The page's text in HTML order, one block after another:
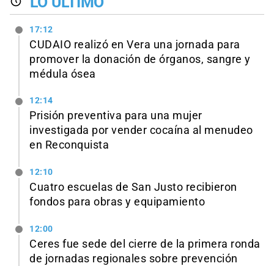
17:12
CUDAIO realizó en Vera una jornada para
promover la donación de órganos, sangre y
médula ósea
12:14
Prisión preventiva para una mujer
investigada por vender cocaína al menudeo
en Reconquista
12:10
Cuatro escuelas de San Justo recibieron
fondos para obras y equipamiento
12:00
Ceres fue sede del cierre de la primera ronda
de jornadas regionales sobre prevención